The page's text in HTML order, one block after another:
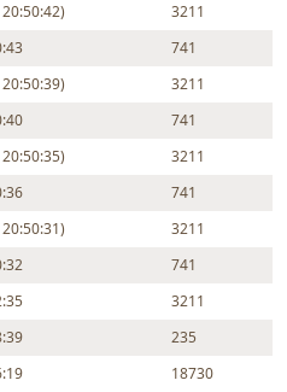
3211
741
3211
741
3211
741
3211
741
3211
235
18730